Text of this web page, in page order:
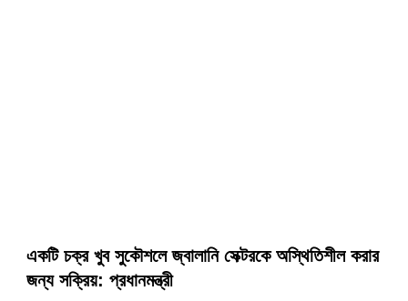
একটি চক্র খুব সুকৌশলে জ্বালানি সেক্টরকে অস্থিতিশীল করার
জন্য সক্রিয়: প্রধানমন্ত্রী